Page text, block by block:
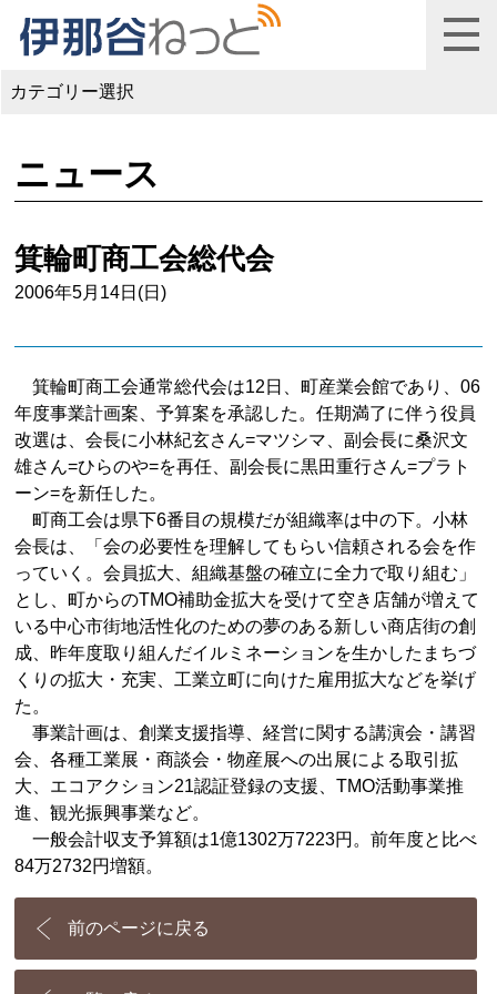
カテゴリー選択
ニュース
箕輪町商工会総代会
2006年5月14日(日)
箕輪町商工会通常総代会は12日、町産業会館であり、06
年度事業計画案、予算案を承認した。任期満了に伴う役員
改選は、会長に小林紀玄さん=マツシマ、副会長に桑沢文
雄さん=ひらのや=を再任、副会長に黒田重行さん=プラト
ーン=を新任した。
町商工会は県下6番目の規模だが組織率は中の下。小林
会長は、「会の必要性を理解してもらい信頼される会を作
っていく。会員拡大、組織基盤の確立に全力で取り組む」
とし、町からのTMO補助金拡大を受けて空き店舗が増えて
いる中心市街地活性化のための夢のある新しい商店街の創
成、昨年度取り組んだイルミネーションを生かしたまちづ
くりの拡大・充実、工業立町に向けた雇用拡大などを挙げ
た。
事業計画は、創業支援指導、経営に関する講演会・講習
会、各種工業展・商談会・物産展への出展による取引拡
大、エコアクション21認証登録の支援、TMO活動事業推
進、観光振興事業など。
一般会計収支予算額は1億1302万7223円。前年度と比べ
84万2732円増額。
前のページに戻る